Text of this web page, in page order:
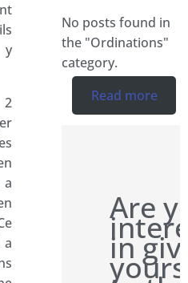
y
2
a
a
No posts found in
the "Ordinations"
category.
Read more
Are
in